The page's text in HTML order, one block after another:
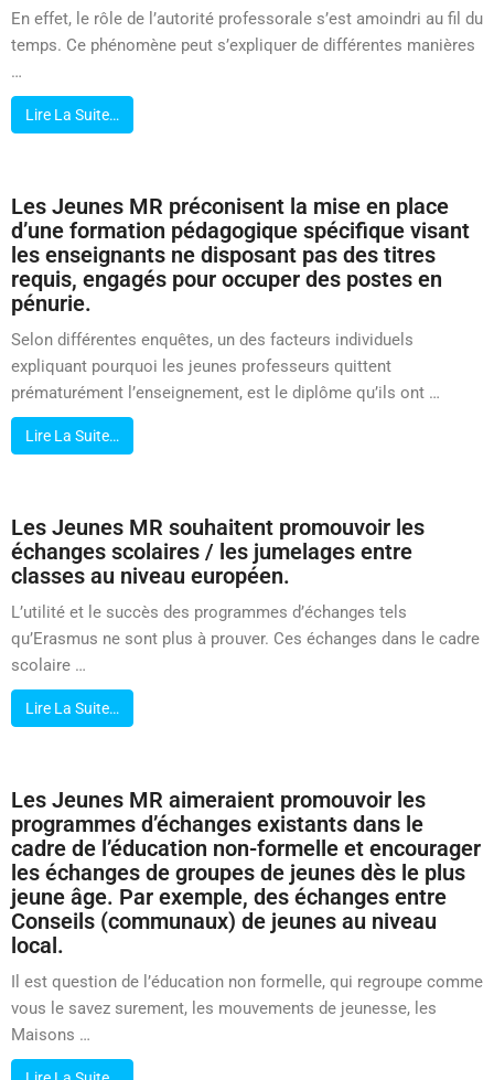
En effet, le rôle de l’autorité professorale s’est amoindri au fil du
temps. Ce phénomène peut s’expliquer de différentes manières
…
Lire La Suite…
Les Jeunes MR préconisent la mise en place
d’une formation pédagogique spécifique visant
les enseignants ne disposant pas des titres
requis, engagés pour occuper des postes en
pénurie.
Selon différentes enquêtes, un des facteurs individuels
expliquant pourquoi les jeunes professeurs quittent
prématurément l’enseignement, est le diplôme qu’ils ont …
Lire La Suite…
Les Jeunes MR souhaitent promouvoir les
échanges scolaires / les jumelages entre
classes au niveau européen.
L’utilité et le succès des programmes d’échanges tels
qu’Erasmus ne sont plus à prouver. Ces échanges dans le cadre
scolaire …
Lire La Suite…
Les Jeunes MR aimeraient promouvoir les
programmes d’échanges existants dans le
cadre de l’éducation non-formelle et encourager
les échanges de groupes de jeunes dès le plus
jeune âge. Par exemple, des échanges entre
Conseils (communaux) de jeunes au niveau
local.
Il est question de l’éducation non formelle, qui regroupe comme
vous le savez surement, les mouvements de jeunesse, les
Maisons …